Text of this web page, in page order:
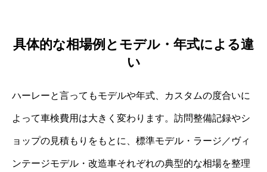
具体的な相場例とモデル・年式による違
い
ハーレーと言ってもモデルや年式、カスタムの度合いに
よって車検費用は大きく変わります。訪問整備記録やシ
ョップの見積もりをもとに、標準モデル・ラージ／ヴィ
ンテージモデル・改造車それぞれの典型的な相場を整理